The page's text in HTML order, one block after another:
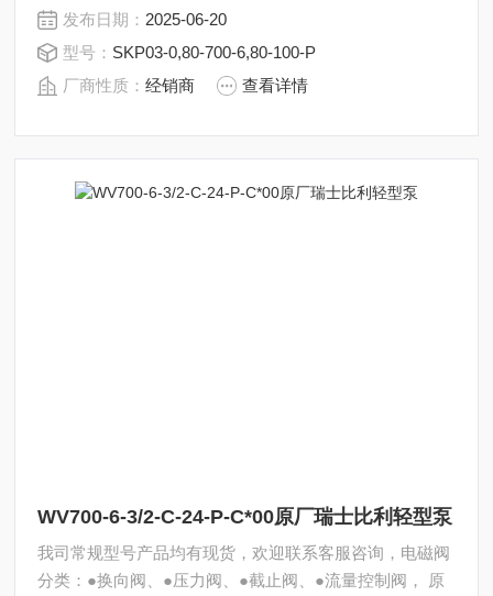
发布日期： 2025-06-20
型号： SKP03-0,80-700-6,80-100-P
厂商性质：经销商 查看详情
WV700-6-3/2-C-24-P-C*00原厂瑞士比利轻型泵
我司常规型号产品均有现货，欢迎联系客服咨询，电磁阀
分类：●换向阀、●压力阀、●截止阀、●流量控制阀， 原